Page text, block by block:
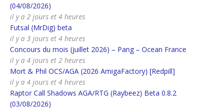
(04/08/2026)
il y a 2 jours et 4 heures
Futsal (MrDig) beta
il y a 3 jours et 4 heures
Concours du mois (juillet 2026) – Pang – Ocean France
il y a 4 jours et 2 heures
Mort & Phil OCS/AGA (2026 AmigaFactory) [Redpill]
il y a 4 jours et 4 heures
Raptor Call Shadows AGA/RTG (Raybeez) Beta 0.8.2
(03/08/2026)